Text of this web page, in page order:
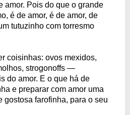
amor. Pois do que o grande
é de amor, é de amor, de
tutuzinho com torresmo
coisinhas: ovos mexidos,
strogonoffs —
do amor. E o que há de
e preparar com amor uma
gostosa farofinha, para o seu